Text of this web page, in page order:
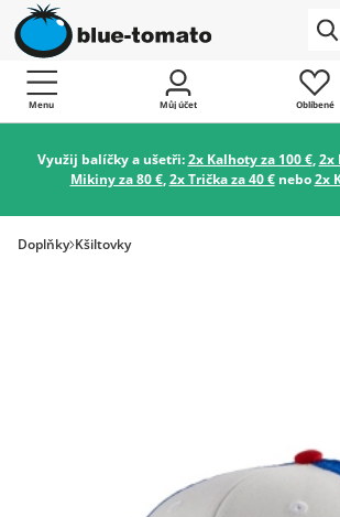
Menu Můj účet Oblíbené
Využij balíčky a ušetři:2x Kalhoty za 100 €,2x
Mikiny za 80 €,2x Trička za 40 €nebo2x
Doplňky Kšiltovky